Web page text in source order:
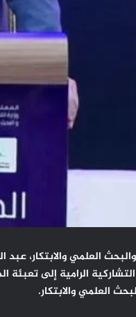
والبحث العلمي والابتكار،
الرامية إلى
العلمي والابتكار.